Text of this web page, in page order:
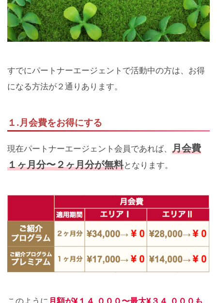
すでにパートナーエージェントで活動中の方は、お得
になる方法が２通りあります。
１.月会費をお得にする
現在パートナーエージェント会員であれば、 月会費
１ヶ月分〜２ヶ月分が無料となります。